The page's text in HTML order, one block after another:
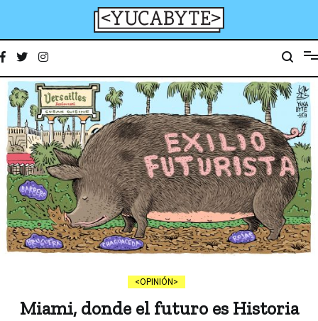
YucaByte
OPINIÓN
Miami, donde el futuro es Historia